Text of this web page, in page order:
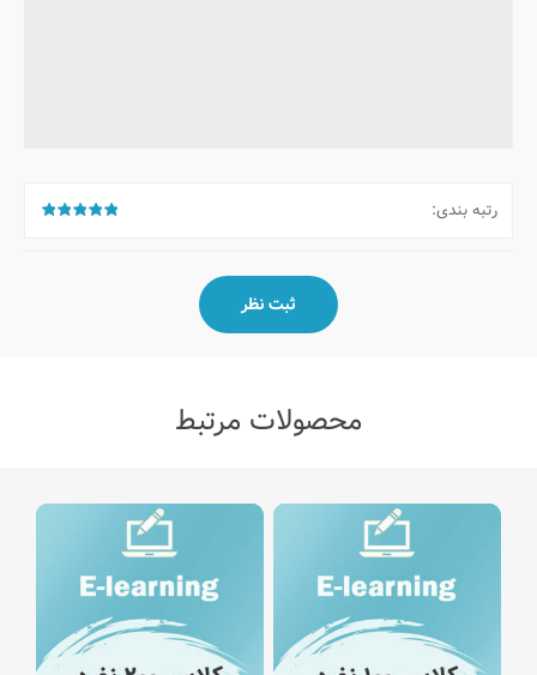
رتبه بندی:
محصولات مرتبط